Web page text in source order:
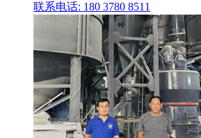
联系电话: 180 3780 8511